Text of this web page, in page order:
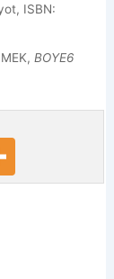
ISBN:
BOYE6